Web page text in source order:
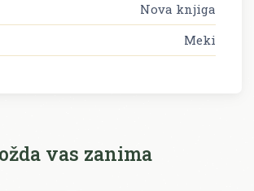
Nova knjiga
Meki
vas zanima